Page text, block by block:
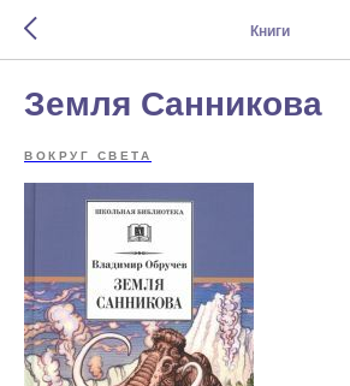
Книги
Земля Санникова
ВОКРУГ СВЕТА